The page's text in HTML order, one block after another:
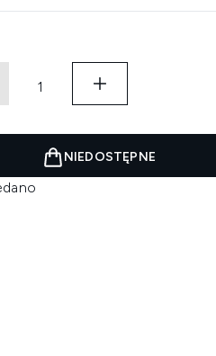
NIEDOSTĘPNE